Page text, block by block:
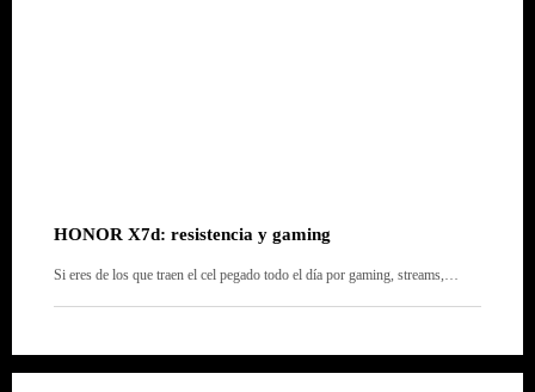
HONOR X7d: resistencia y gaming
Si eres de los que traen el cel pegado todo el día por gaming, streams,…